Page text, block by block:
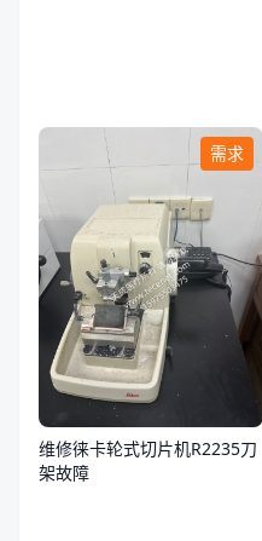
需求
维修徕卡轮式切片机R2235刀
架故障